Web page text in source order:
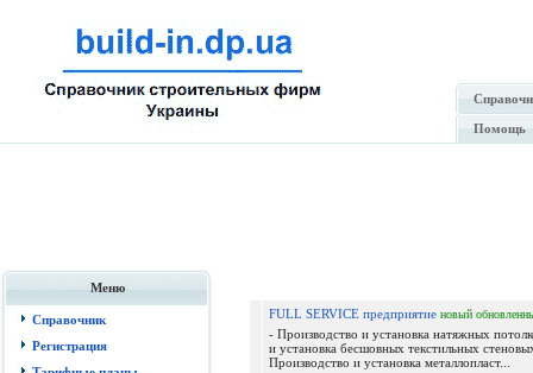
Помощь
Меню
Справочник
Регистрация
FULL SERVICE предприятие новый
- Производство и установка натяжных
и установка бесшовных текстильных
Производство и установка металлопласт...